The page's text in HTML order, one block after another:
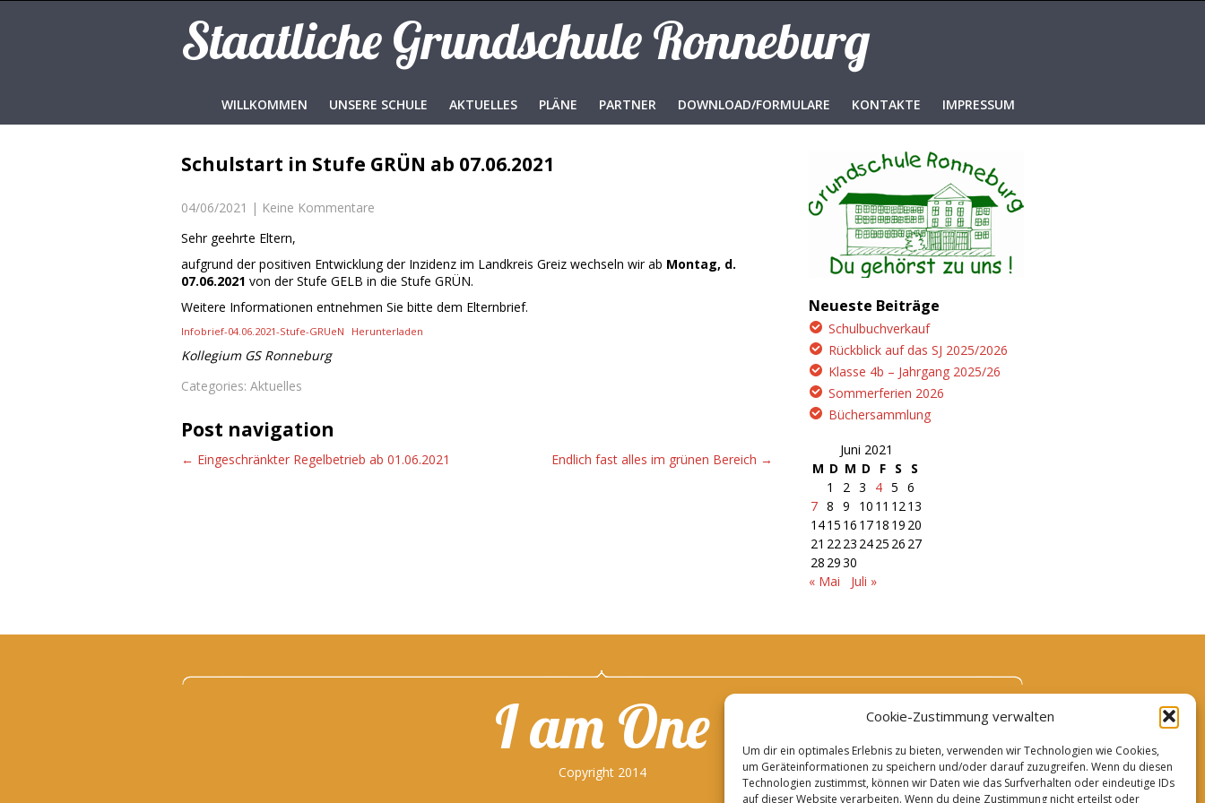
Cookie-Zustimmung verwalten
Um dir ein optimales Erlebnis zu bieten, verwenden wir Technologien wie Cookies,
um Geräteinformationen zu speichern und/oder darauf zuzugreifen. Wenn du diesen
Technologien zustimmst, können wir Daten wie das Surfverhalten oder eindeutige IDs
auf dieser Website verarbeiten. Wenn du deine Zustimmung nicht erteilst oder
Staatliche Grundschule Ronneburg
WILLKOMMEN UNSERE SCHULE AKTUELLES PLÄNE PARTNER DOWNLOAD/FORMULARE KONTAKTE IMPRESSUM
Schulstart in Stufe GRÜN ab 07.06.2021
04/06/2021 | Keine Kommentare
Sehr geehrte Eltern,
aufgrund der positiven Entwicklung der Inzidenz im Landkreis Greiz wechseln wir ab Montag, d.
07.06.2021 von der Stufe GELB in die Stufe GRÜN.
Weitere Informationen entnehmen Sie bitte dem Elternbrief.
Infobrief-04.06.2021-Stufe-GRUeN Herunterladen
Kollegium GS Ronneburg
Categories: Aktuelles
Post navigation
← Eingeschränkter Regelbetrieb ab 01.06.2021 Endlich fast alles im grünen Bereich →
Neueste Beiträge
Schulbuchverkauf
Rückblick auf das SJ 2025/2026
Klasse 4b – Jahrgang 2025/26
Sommerferien 2026
Büchersammlung
Juni 2021
M D M D F S
S
1
2 3 4 5 6
7 8 9 10 11 1213
1415 16 1718 19 20
21 2223 2425 26 27
28 2930
« Mai
Juli »
I am One
Copyright 2014